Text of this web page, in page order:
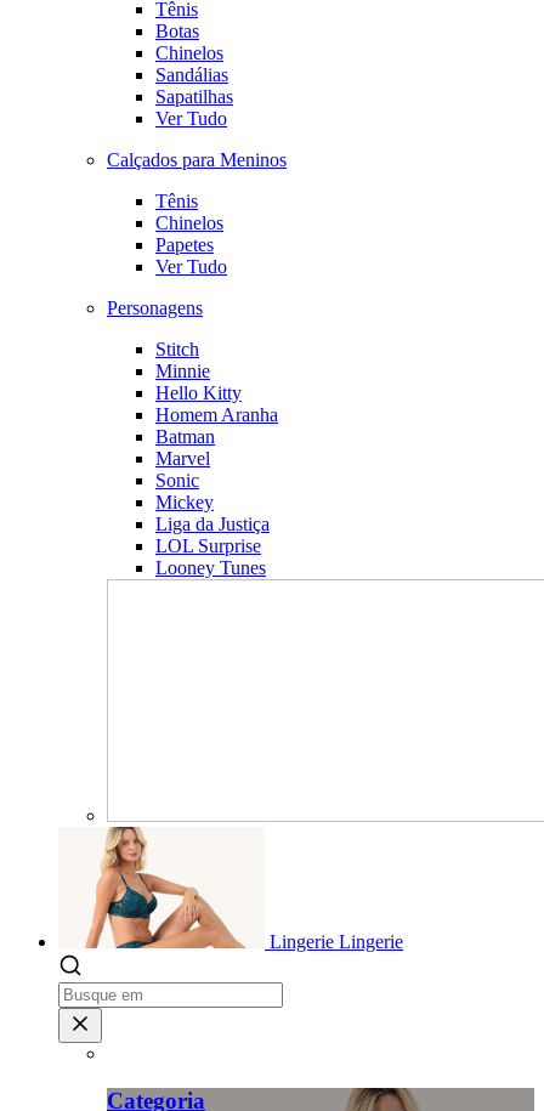
Tênis
Botas
Chinelos
Sandálias
Sapatilhas
Ver Tudo
Calçados para Meninos
Tênis
Chinelos
Papetes
Ver Tudo
Personagens
Stitch
Minnie
Hello Kitty
Homem Aranha
Batman
Marvel
Sonic
Mickey
Liga da Justiça
LOL Surprise
Looney Tunes
Lingerie Lingerie
Categoria